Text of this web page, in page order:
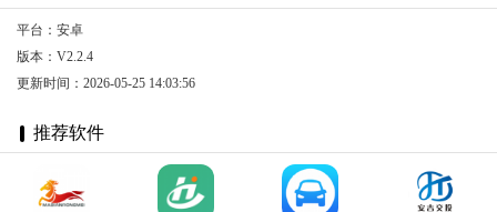
平台：安卓
版本：V2.2.4
更新时间：2026-05-25 14:03:56
推荐软件